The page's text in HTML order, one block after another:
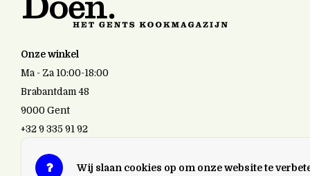
Onze winkel
Ma - Za 10:00-18:00
Brabantdam 48
9000 Gent
+32 9 335 91 92
Wij slaan cookies op om onze website te